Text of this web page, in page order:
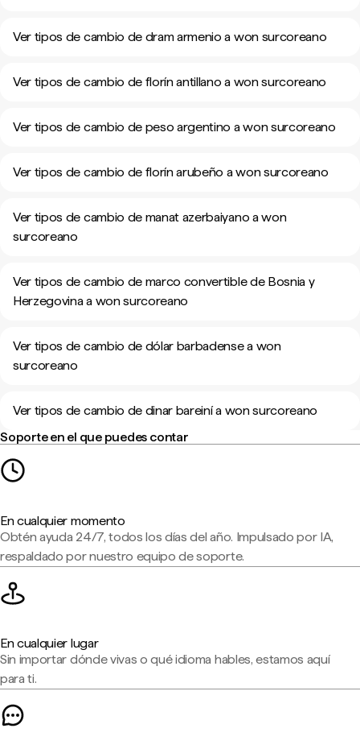
Ver tipos de cambio de dram armenio a won surcoreano
Ver tipos de cambio de florín antillano a won surcoreano
Ver tipos de cambio de peso argentino a won surcoreano
Ver tipos de cambio de florín arubeño a won surcoreano
Ver tipos de cambio de manat azerbaiyano a won
surcoreano
Ver tipos de cambio de marco convertible de Bosnia y
Herzegovina a won surcoreano
Ver tipos de cambio de dólar barbadense a won
surcoreano
Ver tipos de cambio de dinar bareiní a won surcoreano
Soporte en el que puedes contar
En cualquier momento
Obtén ayuda 24/7, todos los días del año. Impulsado por IA,
respaldado por nuestro equipo de soporte.
En cualquier lugar
Sin importar dónde vivas o qué idioma hables, estamos aquí
para ti.